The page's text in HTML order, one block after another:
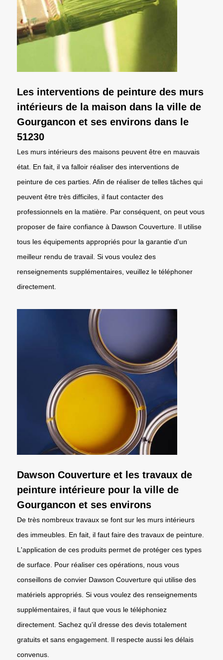
Les interventions de peinture des murs
intérieurs de la maison dans la ville de
Gourgancon et ses environs dans le
51230
Les murs intérieurs des maisons peuvent être en mauvais
état. En fait, il va falloir réaliser des interventions de
peinture de ces parties. Afin de réaliser de telles tâches qui
peuvent être très difficiles, il faut contacter des
professionnels en la matière. Par conséquent, on peut vous
proposer de faire confiance à Dawson Couverture. Il utilise
tous les équipements appropriés pour la garantie d'un
meilleur rendu de travail. Si vous voulez des
renseignements supplémentaires, veuillez le téléphoner
directement.
Dawson Couverture et les travaux de
peinture intérieure pour la ville de
Gourgancon et ses environs
De très nombreux travaux se font sur les murs intérieurs
des immeubles. En fait, il faut faire des travaux de peinture.
L'application de ces produits permet de protéger ces types
de surface. Pour réaliser ces opérations, nous vous
conseillons de convier Dawson Couverture qui utilise des
matériels appropriés. Si vous voulez des renseignements
supplémentaires, il faut que vous le téléphoniez
directement. Sachez qu'il dresse des devis totalement
gratuits et sans engagement. Il respecte aussi les délais
convenus.